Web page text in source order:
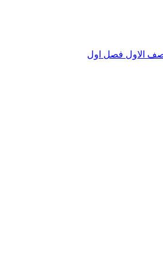
الاول فصل اول